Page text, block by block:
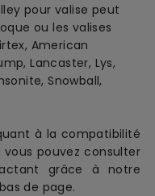
pour valise peut
ou les valises
American
Lancaster, Lys,
Snowball,
à la compatibilité
pouvez consulter
grâce à notre
de page.